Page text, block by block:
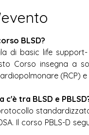
BLSD?
di basic life
Corso insegna a
(RCP)
c'è tra BLSD e
Il corso PBLS-D